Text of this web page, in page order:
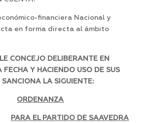
financiera Nacional y
en forma directa al ámbito
CONCEJO DELIBERANTE EN
FECHA Y HACIENDO USO DE SUS
SANCIONA LA SIGUIENTE:
ORDENANZA
PARA EL PARTIDO DE SAAVEDRA